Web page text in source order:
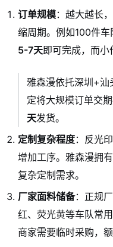
订单规模：越大越长
缩周期。例如100件
5-7天即可完成，而小
雅森漫依托深圳+
定将大规模订单交
天发货。
定制复杂程度：反光
增加工序。雅森漫拥
复杂定制需求。
厂家面料储备：正规
红、荧光黄等车队常
商家需要临时采购，